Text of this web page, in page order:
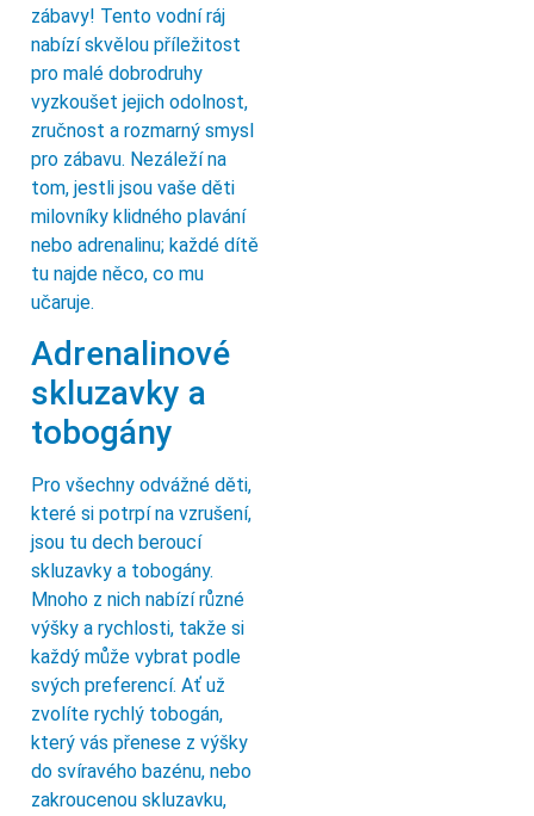
zábavy! Tento vodní ráj
nabízí skvělou příležitost
pro malé dobrodruhy
vyzkoušet jejich odolnost,
zručnost a rozmarný smysl
pro zábavu. Nezáleží na
tom, jestli jsou vaše děti
milovníky klidného plavání
nebo adrenalinu; každé dítě
tu najde něco, co mu
učaruje.
Adrenalinové
skluzavky a
tobogány
Pro všechny odvážné děti,
které si potrpí na vzrušení,
jsou tu dech beroucí
skluzavky a tobogány.
Mnoho z nich nabízí různé
výšky a rychlosti, takže si
každý může vybrat podle
svých preferencí. Ať už
zvolíte rychlý tobogán,
který vás přenese z výšky
do svíravého bazénu, nebo
zakroucenou skluzavku,